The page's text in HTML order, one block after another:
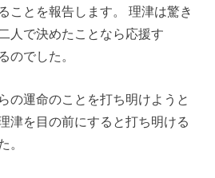
ことを報告します。 理津は驚き
人で決めたことなら応援す
のでした。
の運命のことを打ち明けようと
津を目の前にすると打ち明ける
。